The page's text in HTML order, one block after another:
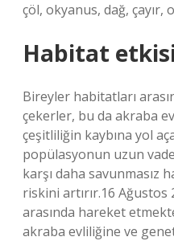
çöl, okyanus, dağ, çayır,
Habitat
Bireyler habitatları
çekerler, bu da akraba
çeşitliliğin kaybına yol
popülasyonun uzun
karşı daha savunmasız
riskini artırır.16
arasında hareket
akraba evliliğine ve